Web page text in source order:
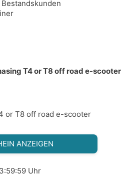
T4 or T8 off road e-scooter
or T8 off road e-scooter
ANZEIGEN
Uhr